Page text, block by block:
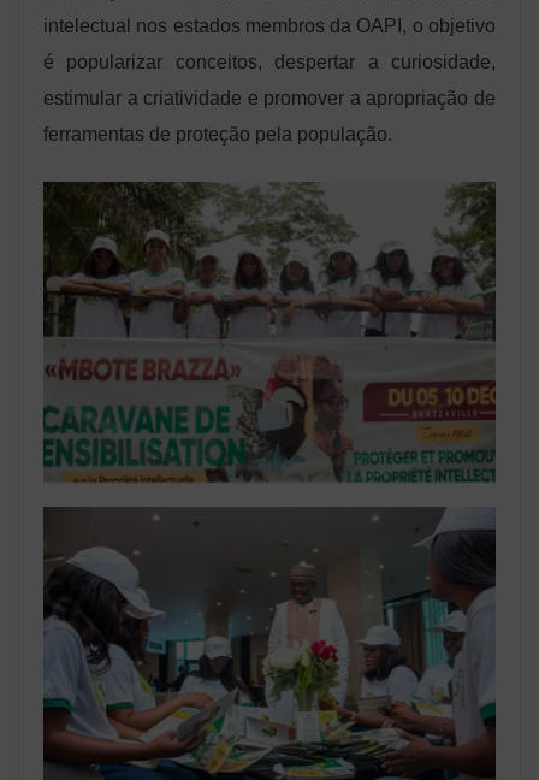
intelectual nos estados membros da OAPI, o objetivo
é popularizar conceitos, despertar a curiosidade,
estimular a criatividade e promover a apropriação de
ferramentas de proteção pela população.